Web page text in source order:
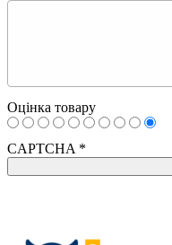
Оцінка товару
CAPTCHA *